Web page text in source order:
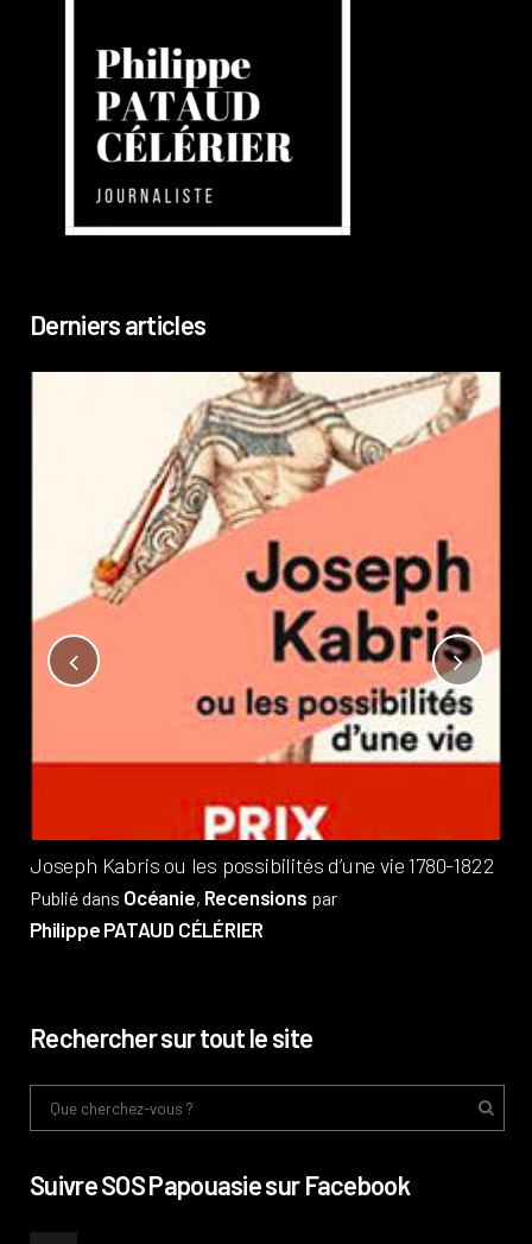
Derniers articles
Joseph Kabris ou les possibilités d’une vie 1780-1822
Publié dans Océanie, Recensions par
Philippe PATAUD CÉLÉRIER
Rechercher sur tout le site
Suivre SOS Papouasie sur Facebook